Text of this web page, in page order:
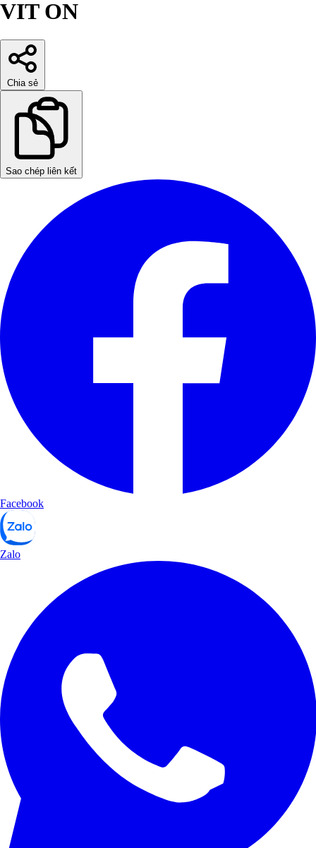
VIT ON
Chia sẻ
Sao chép liên kết
Facebook
Zalo